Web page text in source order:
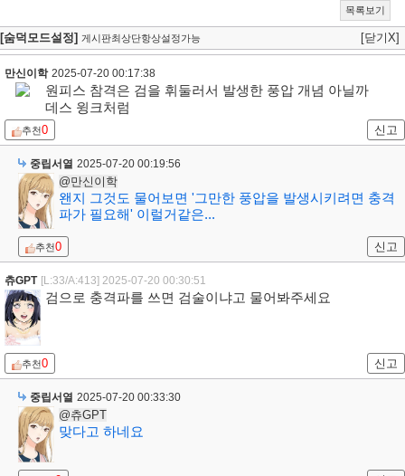
목록보기
[숨덕모드설정] 게시판최상단항상설정가능 [닫기X]
만신이학 2025-07-20 00:17:38
원피스 참격은 검을 휘둘러서 발생한 풍압 개념 아닐까
데스 윙크처럼
추천0 신고
중립서열 2025-07-20 00:19:56
@만신이학
왠지 그것도 물어보면 '그만한 풍압을 발생시키려면 충격
파가 필요해' 이럴거같은...
추천0 신고
츄GPT [L:33/A:413] 2025-07-20 00:30:51
검으로 충격파를 쓰면 검술이냐고 물어봐주세요
추천0 신고
중립서열 2025-07-20 00:33:30
@츄GPT
맞다고 하네요